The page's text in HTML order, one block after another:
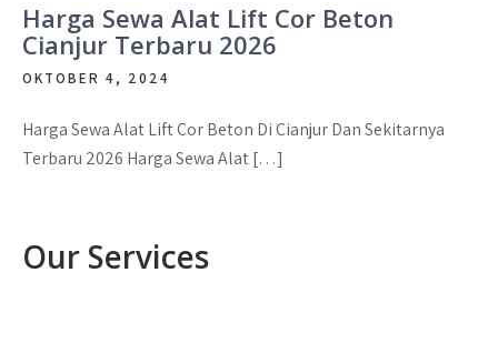
Harga Sewa Alat Lift Cor Beton
Cianjur Terbaru 2026
OKTOBER 4, 2024
Harga Sewa Alat Lift Cor Beton Di Cianjur Dan Sekitarnya
Terbaru 2026 Harga Sewa Alat […]
Our Services